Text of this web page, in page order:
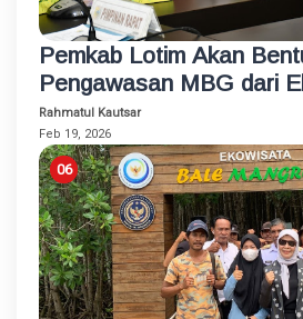
Pemkab Lotim Akan
Pengawasan MBG dari
Rahmatul Kautsar
Feb 19, 2026